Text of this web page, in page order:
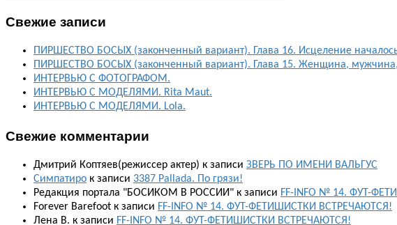
Свежие записи
ПИРШЕСТВО БОСЫХ (законченный вариант). Глава 16. Исцеление
ПИРШЕСТВО БОСЫХ (законченный вариант). Глава 15. Женщина,
ИНТЕРВЬЮ С ФОТОГРАФОМ.
ИНТЕРВЬЮ С МОДЕЛЯМИ. Rita Maut.
ИНТЕРВЬЮ С МОДЕЛЯМИ. Lola.
Свежие комментарии
Дмитрий Коптяев(режиссер актер) к записи ЗВЕРЬ ПО ИМЕНИ ВАЛЬГУС
Симпатиро к записи 3387 Pallada. По грязи!
Редакция портала "БОСИКОМ В РОССИИ" к записи FF-INFO № 14. ФУТ-
Forever Barefoot к записи FF-INFO № 14. ФУТ-ФЕТИШИСТКИ ВСТРЕЧАЮТСЯ!
Лена В. к записи FF-INFO № 14. ФУТ-ФЕТИШИСТКИ ВСТРЕЧАЮТСЯ!